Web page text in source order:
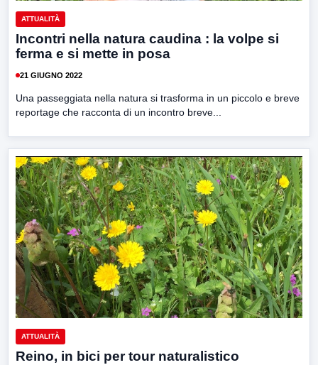
ATTUALITÀ
Incontri nella natura caudina : la volpe si
ferma e si mette in posa
21 GIUGNO 2022
Una passeggiata nella natura si trasforma in un piccolo e breve
reportage che racconta di un incontro breve...
ATTUALITÀ
Reino, in bici per tour naturalistico